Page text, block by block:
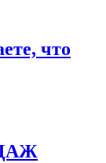
что